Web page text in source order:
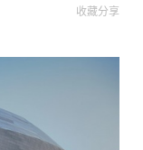
收藏分享